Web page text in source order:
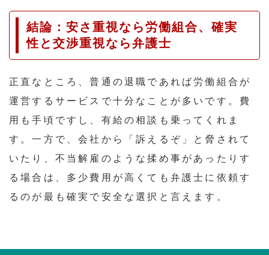
結論：安さ重視なら労働組合、確実
性と交渉重視なら弁護士
正直なところ、普通の退職であれば労働組合が
運営するサービスで十分なことが多いです。費
用も手頃ですし、有給の相談も乗ってくれま
す。一方で、会社から「訴えるぞ」と脅されて
いたり、不当解雇のような揉め事があったりす
る場合は、多少費用が高くても弁護士に依頼す
るのが最も確実で安全な選択と言えます。